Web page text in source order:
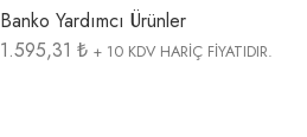
Banko Yardımcı Ürünler
1.595,31 ₺ + 10 KDV HARİÇ FİYATIDIR.